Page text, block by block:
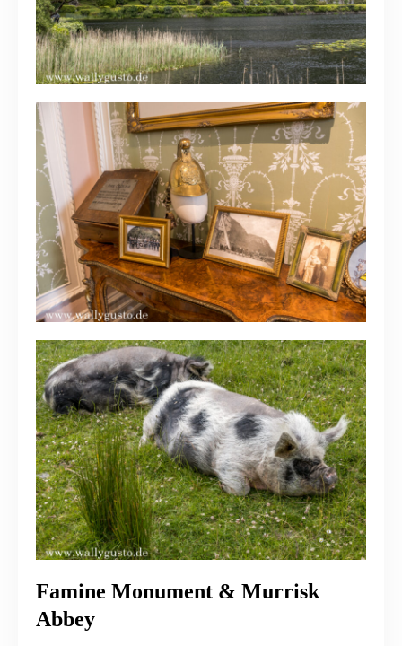
Famine Monument & Murrisk
Abbey